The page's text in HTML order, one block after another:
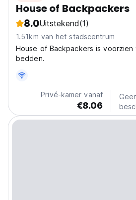
House of Backpackers
8.0Uitstekend(1)
1.51km van het stadscentrum
House of Backpackers is voorzien
bedden.
Privé-kamer vanaf
€8.06